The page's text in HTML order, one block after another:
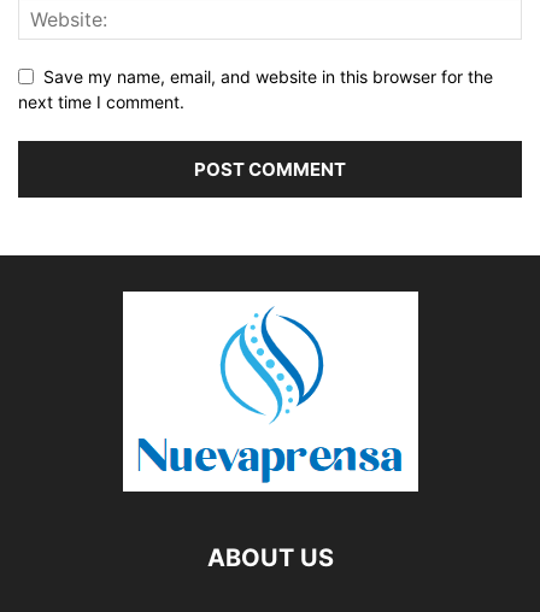
Save my name, email, and website in this browser for the
next time I comment.
ABOUT US